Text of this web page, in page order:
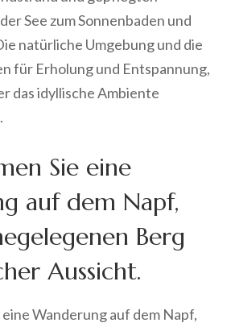
See zum Sonnenbaden und
natürliche Umgebung und die
für Erholung und Entspannung,
das idyllische Ambiente
Sie eine
auf dem Napf,
Berg
Aussicht.
Wanderung auf dem Napf,